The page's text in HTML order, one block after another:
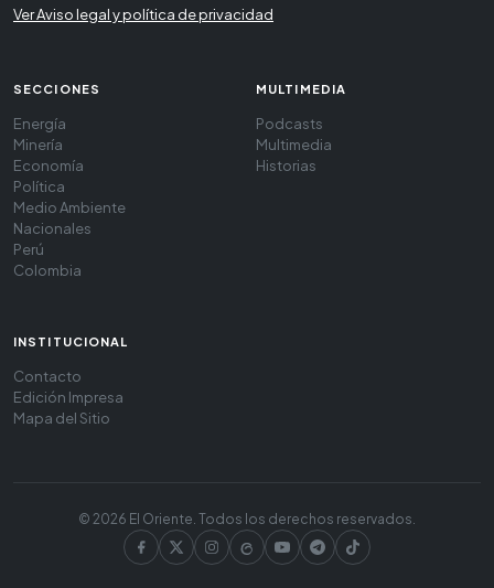
Ver Aviso legal y política de privacidad
SECCIONES
Energía
Minería
Economía
Política
Medio Ambiente
Nacionales
Perú
Colombia
MULTIMEDIA
Podcasts
Multimedia
Historias
INSTITUCIONAL
Contacto
Edición Impresa
Mapa del Sitio
© 2026 El Oriente. Todos los derechos reservados.